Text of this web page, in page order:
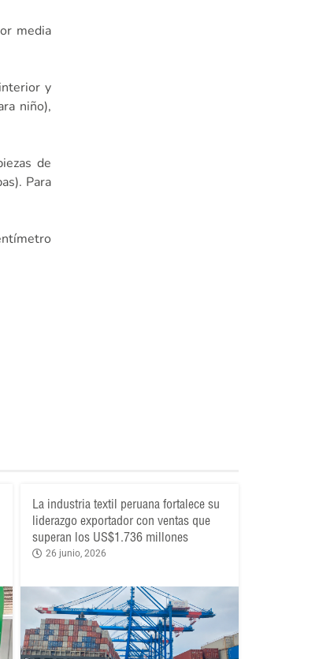
media
y
niño),
de
Para
La industria textil peruana fortalece su
liderazgo exportador con ventas que
superan los US$1.736 millones
26 junio, 2026